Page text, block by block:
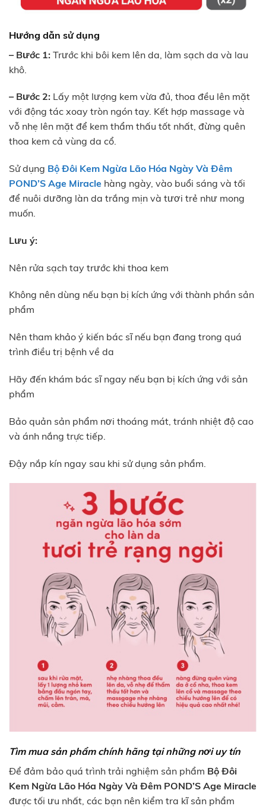
Hướng dẫn sử dụng
– Bước 1: Trước khi bôi kem lên da, làm sạch da và lau
khô.
– Bước 2: Lấy một lượng kem vừa đủ, thoa đều lên mặt
với động tác xoay tròn ngón tay. Kết hợp massage và
vỗ nhẹ lên mặt để kem thẩm thấu tốt nhất, đừng quên
thoa kem cả vùng da cổ.
Sử dụng Bộ Đôi Kem Ngừa Lão Hóa Ngày Và Đêm
POND’S Age Miracle hàng ngày, vào buổi sáng và tối
để nuôi dưỡng làn da trắng mịn và tươi trẻ như mong
muốn.
Lưu ý:
Nên rửa sạch tay trước khi thoa kem
Không nên dùng nếu bạn bị kích ứng với thành phần sản
phẩm
Nên tham khảo ý kiến bác sĩ nếu bạn đang trong quá
trình điều trị bệnh về da
Hãy đến khám bác sĩ ngay nếu bạn bị kích ứng với sản
phẩm
Bảo quản sản phẩm nơi thoáng mát, tránh nhiệt độ cao
và ánh nắng trực tiếp.
Đậy nắp kín ngay sau khi sử dụng sản phẩm.
Tìm mua sản phẩm chính hãng tại những nơi uy tín
Để đảm bảo quá trình trải nghiệm sản phẩm Bộ Đôi
Kem Ngừa Lão Hóa Ngày Và Đêm POND’S Age Miracle
được tối ưu nhất, các bạn nên kiểm tra kĩ sản phẩm